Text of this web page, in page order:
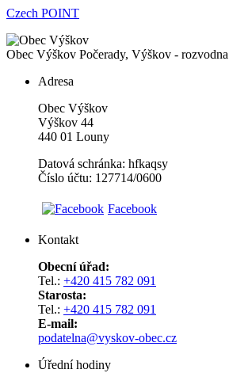
Czech POINT
Obec Výškov Počerady, Výškov - rozvodna
Adresa
Obec Výškov
Výškov 44
440 01 Louny
Datová schránka: hfkaqsy
Číslo účtu: 127714/0600
Facebook
Kontakt
Obecní úřad:
Tel.: +420 415 782 091
Starosta:
Tel.: +420 415 782 091
E-mail:
podatelna@vyskov-obec.cz
Úřední hodiny